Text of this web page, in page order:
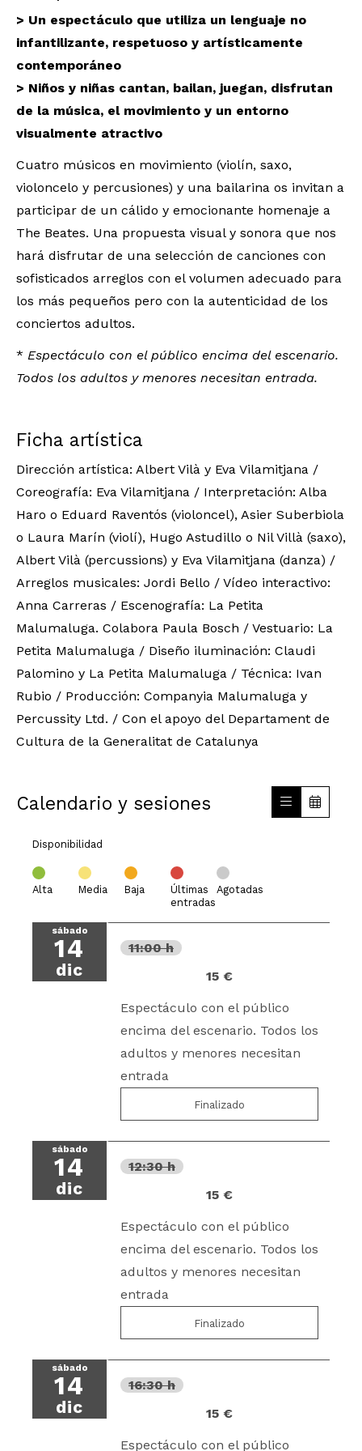
> Un espectáculo que utiliza un lenguaje no
infantilizante, respetuoso y artísticamente
contemporáneo
> Niños y niñas cantan, bailan, juegan, disfrutan
de la música, el movimiento y un entorno
visualmente atractivo
Cuatro músicos en movimiento (violín, saxo,
violoncelo y percusiones) y una bailarina os invitan a
participar de un cálido y emocionante homenaje a
The Beates. Una propuesta visual y sonora que nos
hará disfrutar de una selección de canciones con
sofisticados arreglos con el volumen adecuado para
los más pequeños pero con la autenticidad de los
conciertos adultos.
* Espectáculo con el público encima del escenario.
Todos los adultos y menores necesitan entrada.
Ficha artística
Dirección artística: Albert Vilà y Eva Vilamitjana /
Coreografía: Eva Vilamitjana / Interpretación: Alba
Haro o Eduard Raventós (violoncel), Asier Suberbiola
o Laura Marín (violí), Hugo Astudillo o Nil Villà (saxo),
Albert Vilà (percussions) y Eva Vilamitjana (danza) /
Arreglos musicales: Jordi Bello / Vídeo interactivo:
Anna Carreras / Escenografía: La Petita
Malumaluga. Colabora Paula Bosch / Vestuario: La
Petita Malumaluga / Diseño iluminación: Claudi
Palomino y La Petita Malumaluga / Técnica: Ivan
Rubio / Producción: Companyia Malumaluga y
Percussity Ltd. / Con el apoyo del Departament de
Cultura de la Generalitat de Catalunya
Calendario y sesiones
Disponibilidad
Alta Media Baja
Últimas
entradas
Agotadas
sábado
14
dic
11:00 h
15 €
Espectáculo con el público
encima del escenario. Todos los
adultos y menores necesitan
entrada
Finalizado
sábado
14
dic
12:30 h
15 €
Espectáculo con el público
encima del escenario. Todos los
adultos y menores necesitan
entrada
Finalizado
sábado
14
dic
16:30 h
15 €
Espectáculo con el público